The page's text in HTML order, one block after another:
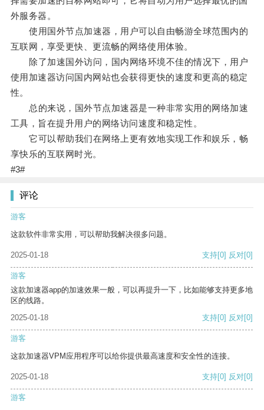
外服务器。
使用国外节点加速器，用户可以自由畅游全球范围内的
互联网，享受更快、更流畅的网络使用体验。
除了加速国外访问，国内网络环境不佳的情况下，用户
使用加速器访问国内网站也会获得更快的速度和更高的稳定
性。
总的来说，国外节点加速器是一种非常实用的网络加速
工具，旨在提升用户的网络访问速度和稳定性。
它可以帮助我们在网络上更有效地实现工作和娱乐，畅
享快乐的互联网时光。
#3#
评论
游客
这款软件非常实用，可以帮助我解决很多问题。
2025-01-18 支持[0] 反对[0]
游客
这款加速器app的加速效果一般，可以再提升一下，比如能够支持更多地
区的线路。
2025-01-18
支持[0] 反对[0]
游客
这款加速器VPM应用程序可以给你提供最高速度和安全性的连接。
2025-01-18 支持[0] 反对[0]
游客